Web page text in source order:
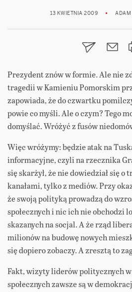
13 KWIETNIA 2009 ADAM
Prezydent znów w formie. Ale nie
tragedii w Kamieniu Pomorskim
zapowiada, że do czwartku
powie co myśli. Ale o czym? Tego
domyślać. Wróżyć z fusów
Więc wróżymy: będzie atak na
informacyjne, czyli na rzecznika
się skarżył, że nie dowiedział się
kanałami, tylko z mediów. Przy
że swoją polityką prowadzą do
społecznych i nic ich nie obchodzi
skazanych na socjal. A że rząd
milionów na budowę nowych
się dopiero zobaczy. A zresztą to
Fakt, wizyty liderów politycznych
społecznych zawsze są w